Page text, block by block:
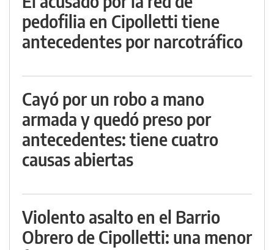
pedofilia en Cipolletti tiene
antecedentes por narcotráfico
Cayó por un robo a mano
armada y quedó preso por
antecedentes: tiene cuatro
causas abiertas
Violento asalto en el Barrio
Obrero de Cipolletti: una menor